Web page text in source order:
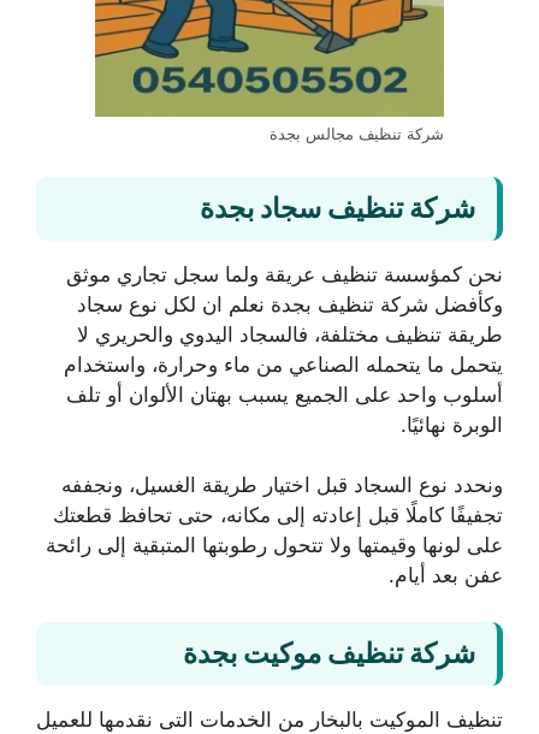
شركة تنظيف مجالس بجدة
شركة تنظيف سجاد بجدة
نحن كمؤسسة تنظيف عريقة ولما سجل تجاري موثق
وكأفضل شركة تنظيف بجدة نعلم ان لكل نوع سجاد
طريقة تنظيف مختلفة، فالسجاد اليدوي والحريري لا
يتحمل ما يتحمله الصناعي من ماء وحرارة، واستخدام
أسلوب واحد على الجميع يسبب بهتان الألوان أو تلف
الوبرة نهائيًا.
ونحدد نوع السجاد قبل اختيار طريقة الغسيل، ونجففه
تجفيفًا كاملًا قبل إعادته إلى مكانه، حتى تحافظ قطعتك
على لونها وقيمتها ولا تتحول رطوبتها المتبقية إلى رائحة
عفن بعد أيام.
شركة تنظيف موكيت بجدة
تنظيف الموكيت بالبخار من الخدمات التى نقدمها للعميل